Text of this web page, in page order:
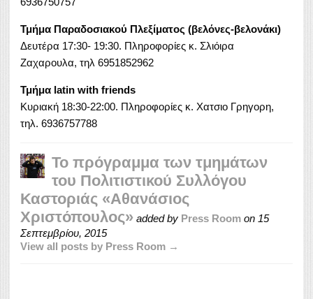
Τμήμα Παραδοσιακού Πλεξίματος (βελόνες-βελονάκι)
Δευτέρα 17:30- 19:30. Πληροφορίες κ. Σλιόιρα
Ζαχαρουλα, τηλ 6951852962
Τμήμα latin with friends
Κυριακή 18:30-22:00. Πληροφορίες κ. Χατσιο Γρηγορη,
τηλ. 6936757788
Το πρόγραμμα των τμημάτων
του Πολιτιστικού Συλλόγου
Καστοριάς «Αθανάσιος
Χριστόπουλος» added by Press Room on 15
Σεπτεμβρίου, 2015
View all posts by Press Room →